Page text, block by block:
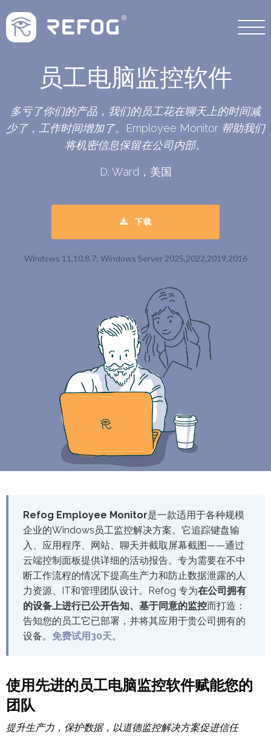
员工电脑监控软件
多亏了你们的产品，我们的员工花在聊天上的时间减
少了，工作时间增加了。Employee Monitor 帮助我们
将机密信息保留在公司内部。
D. Ward，美国
下载
Windows 11,10,8,7; Windows Server 2025,2022,2019,2016
Refog Employee Monitor是一款适用于各种规模
企业的Windows员工监控解决方案。它追踪键盘输
入、应用程序、网站、聊天并截取屏幕截图——通过
云端控制面板提供详细的活动报告。专为需要在不中
断工作流程的情况下提高生产力和防止数据泄露的人
力资源、IT和管理团队设计。Refog 专为在公司拥有
的设备上进行已公开告知、基于同意的监控而打造：
告知您的员工它已部署，并将其应用于贵公司拥有的
设备。 免费试用30天。
使用先进的员工电脑监控软件赋能您的
团队
提升生产力，保护数据，以道德监控解决方案促进信任